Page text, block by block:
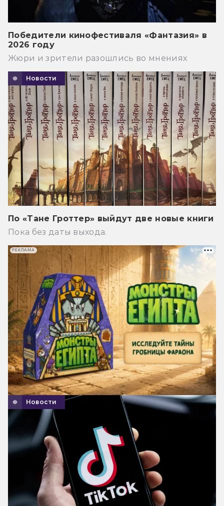
Победители кинофестиваля «Фантазия» в
2026 году
Жюри и зрители разошлись во мнениях
Новости
По «Тане Гроттер» выйдут две новые книги
Пока без даты выхода.
Новости
РЕКЛАМА